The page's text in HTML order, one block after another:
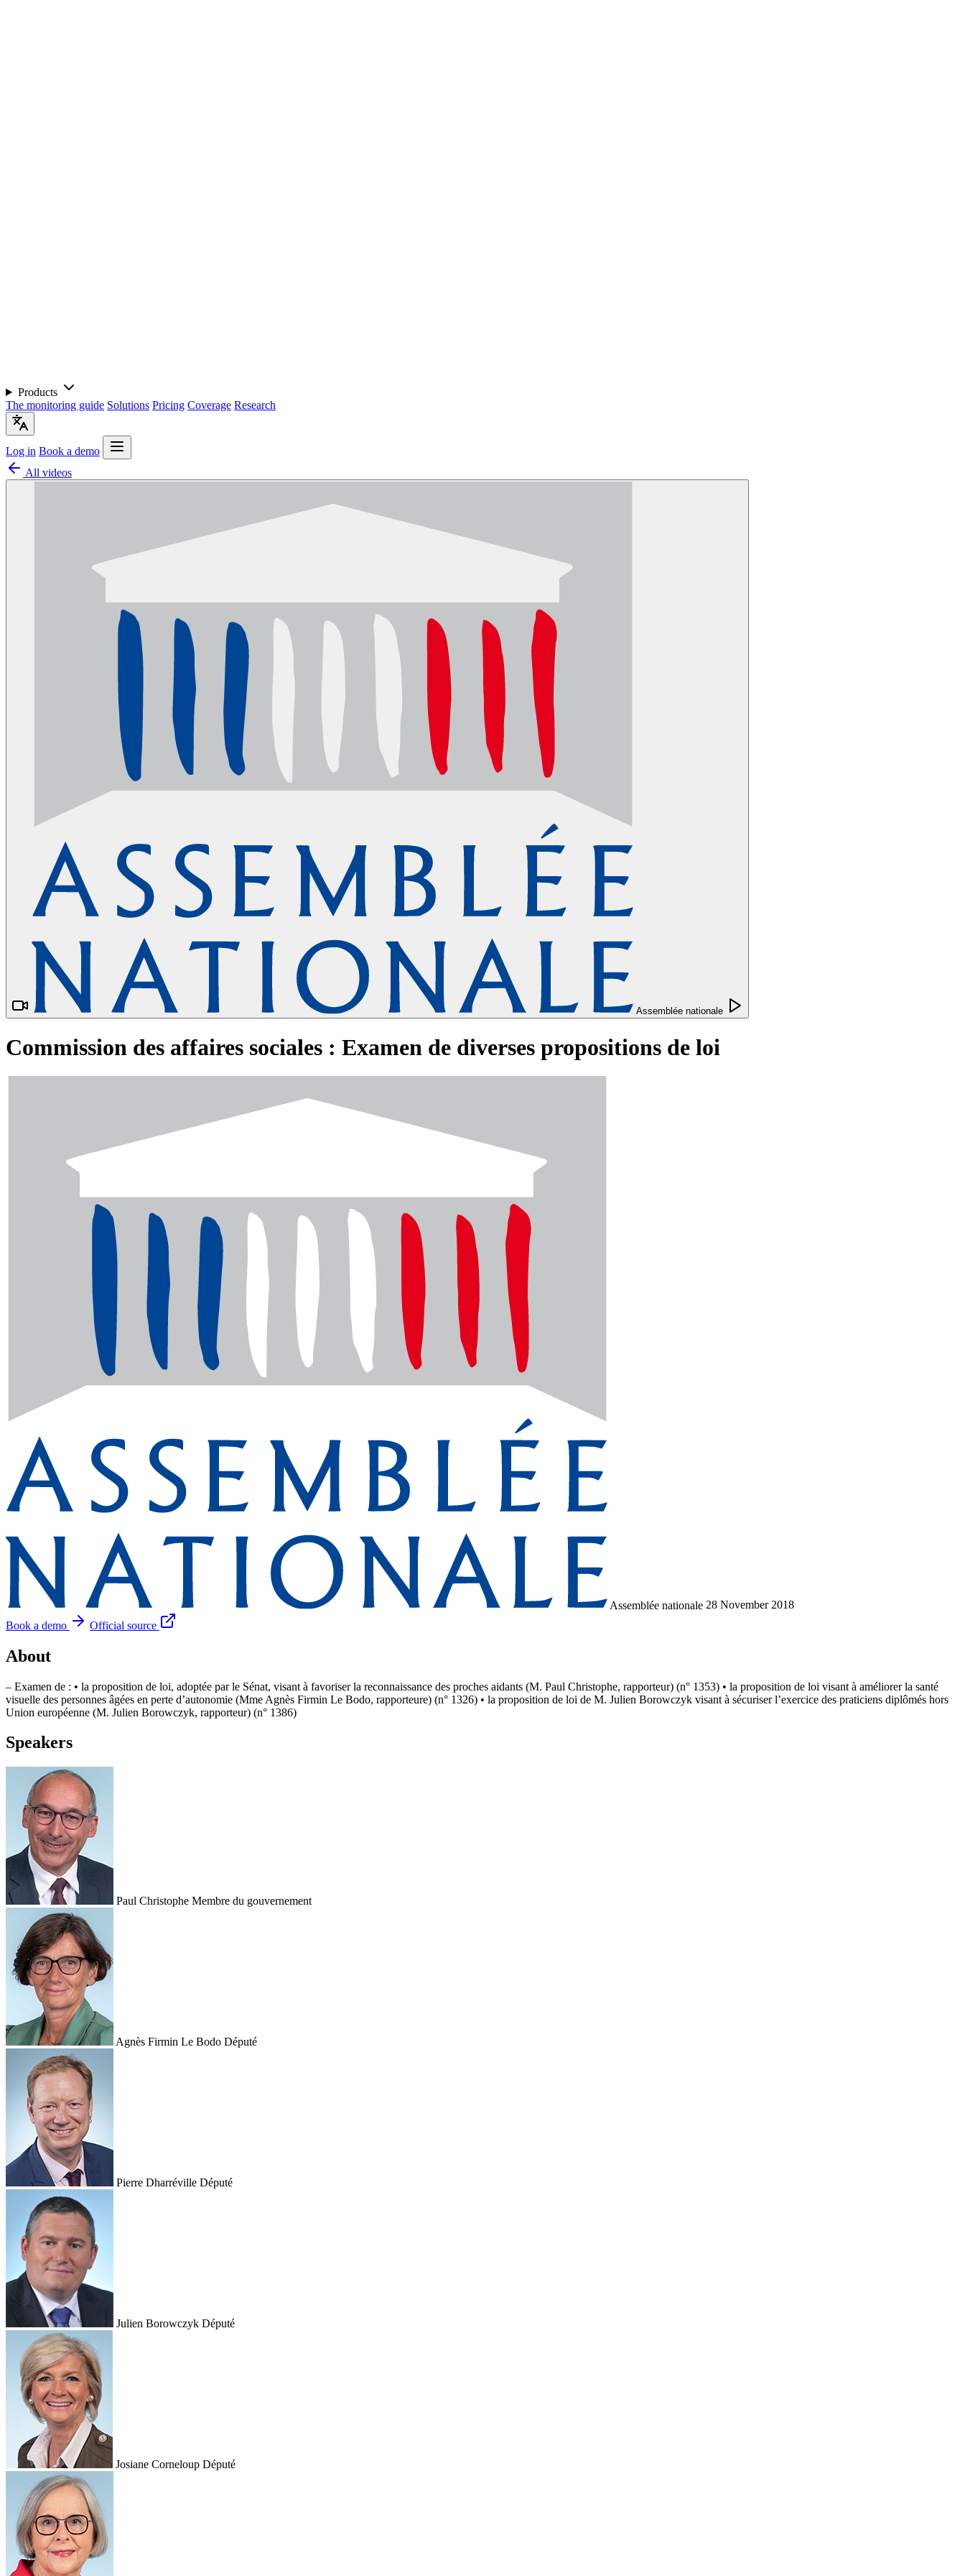
Products
The monitoring guide Solutions Pricing Coverage Research
Log in Book a demo
All videos
Assemblée nationale
Commission des affaires sociales : Examen de diverses propositions de loi
Assemblée nationale 28 November 2018
Book a demo
Official source
About
– Examen de : • la proposition de loi, adoptée par le Sénat, visant à favoriser la reconnaissance des proches aidants (M. Paul Christophe, rapporteur) (n° 1353) • la proposition de loi visant à améliorer la santé
visuelle des personnes âgées en perte d’autonomie (Mme Agnès Firmin Le Bodo, rapporteure) (n° 1326) • la proposition de loi de M. Julien Borowczyk visant à sécuriser l’exercice des praticiens diplômés hors
Union européenne (M. Julien Borowczyk, rapporteur) (n° 1386)
Speakers
Paul Christophe Membre du gouvernement
Agnès Firmin Le Bodo Député
Pierre Dharréville Député
Julien Borowczyk Député
Josiane Corneloup Député